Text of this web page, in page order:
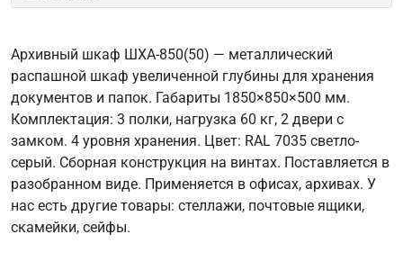
Архивный шкаф ШХА-850(50) — металлический
распашной шкаф увеличенной глубины для хранения
документов и папок. Габариты 1850×850×500 мм.
Комплектация: 3 полки, нагрузка 60 кг, 2 двери с
замком. 4 уровня хранения. Цвет: RAL 7035 светло-
серый. Сборная конструкция на винтах. Поставляется в
разобранном виде. Применяется в офисах, архивах. У
нас есть другие товары: стеллажи, почтовые ящики,
скамейки, сейфы.